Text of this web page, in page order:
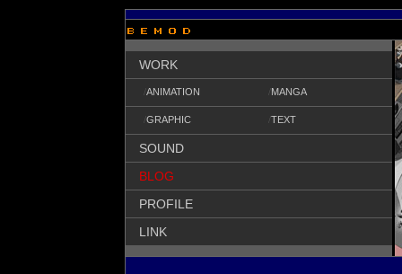
WORK
ANIMATION MANGA
GRAPHIC TEXT
SOUND
BLOG
PROFILE
LINK